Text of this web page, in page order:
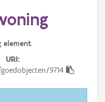
element
URI
9714